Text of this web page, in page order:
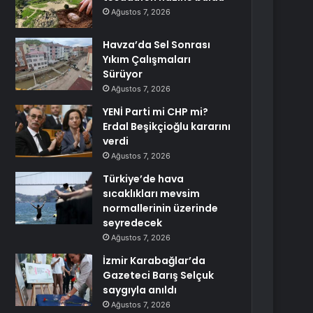
Ağustos 7, 2026
Havza’da Sel Sonrası
Yıkım Çalışmaları
Sürüyor
Ağustos 7, 2026
YENİ Parti mi CHP mi?
Erdal Beşikçioğlu kararını
verdi
Ağustos 7, 2026
Türkiye’de hava
sıcaklıkları mevsim
normallerinin üzerinde
seyredecek
Ağustos 7, 2026
İzmir Karabağlar’da
Gazeteci Barış Selçuk
saygıyla anıldı
Ağustos 7, 2026